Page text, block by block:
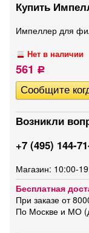
Купить
Импеллер для
Нет в наличии
561 Р
Возникли
+7 (495) 144-
Магазин: 10:00-
Бесплатная
При заказе от
По Москве и МО